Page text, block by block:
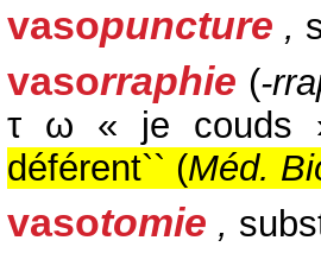
vasopuncture ,
vasorraphie (-
τ ω « je couds
déférent`` (Méd.
vasotomie ,